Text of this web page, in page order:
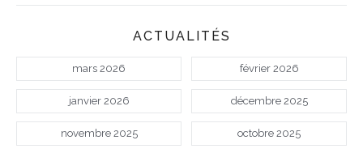
ACTUALITÉS
mars 2026 février 2026
janvier 2026 décembre 2025
novembre 2025 octobre 2025